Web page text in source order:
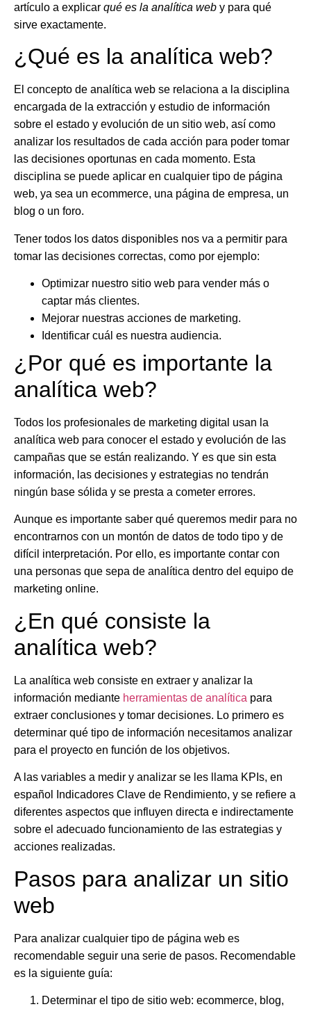
artículo a explicar qué es la analítica web y para qué
sirve exactamente.
¿Qué es la analítica web?
El concepto de analítica web se relaciona a la disciplina
encargada de la extracción y estudio de información
sobre el estado y evolución de un sitio web, así como
analizar los resultados de cada acción para poder tomar
las decisiones oportunas en cada momento. Esta
disciplina se puede aplicar en cualquier tipo de página
web, ya sea un ecommerce, una página de empresa, un
blog o un foro.
Tener todos los datos disponibles nos va a permitir para
tomar las decisiones correctas, como por ejemplo:
Optimizar nuestro sitio web para vender más o
captar más clientes.
Mejorar nuestras acciones de marketing.
Identificar cuál es nuestra audiencia.
¿Por qué es importante la
analítica web?
Todos los profesionales de marketing digital usan la
analítica web para conocer el estado y evolución de las
campañas que se están realizando. Y es que sin esta
información, las decisiones y estrategias no tendrán
ningún base sólida y se presta a cometer errores.
Aunque es importante saber qué queremos medir para no
encontrarnos con un montón de datos de todo tipo y de
difícil interpretación. Por ello, es importante contar con
una personas que sepa de analítica dentro del equipo de
marketing online.
¿En qué consiste la
analítica web?
La analítica web consiste en extraer y analizar la
información mediante herramientas de analítica para
extraer conclusiones y tomar decisiones. Lo primero es
determinar qué tipo de información necesitamos analizar
para el proyecto en función de los objetivos.
A las variables a medir y analizar se les llama KPIs, en
español Indicadores Clave de Rendimiento, y se refiere a
diferentes aspectos que influyen directa e indirectamente
sobre el adecuado funcionamiento de las estrategias y
acciones realizadas.
Pasos para analizar un sitio
web
Para analizar cualquier tipo de página web es
recomendable seguir una serie de pasos. Recomendable
es la siguiente guía:
Determinar el tipo de sitio web: ecommerce, blog,